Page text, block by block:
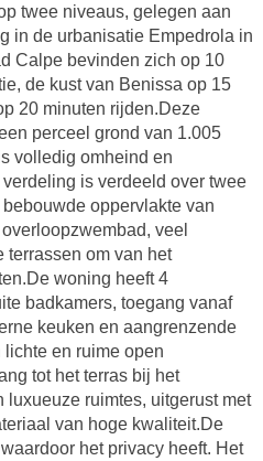
twee niveaus, gelegen aan
in de urbanisatie Empedrola in
Calpe bevinden zich op 10
de kust van Benissa op 15
20 minuten rijden.Deze
perceel grond van 1.005
volledig omheind en
is verdeeld over twee
oppervlakte van
veel
terrassen om van het
woning heeft 4
badkamers, toegang vanaf
keuken en aangrenzende
en ruime open
tot het terras bij het
ruimtes, uitgerust met
van hoge kwaliteit.De
het privacy heeft. Het